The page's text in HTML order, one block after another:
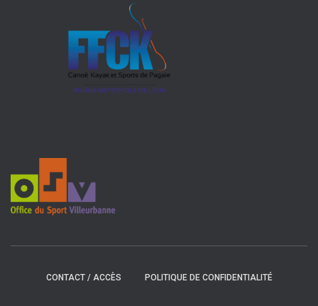
CONTACT / ACCÈS POLITIQUE DE CONFIDENTIALITÉ